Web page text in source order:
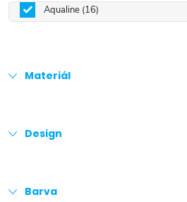
Aqualine 16
Materiál
Design
Barva